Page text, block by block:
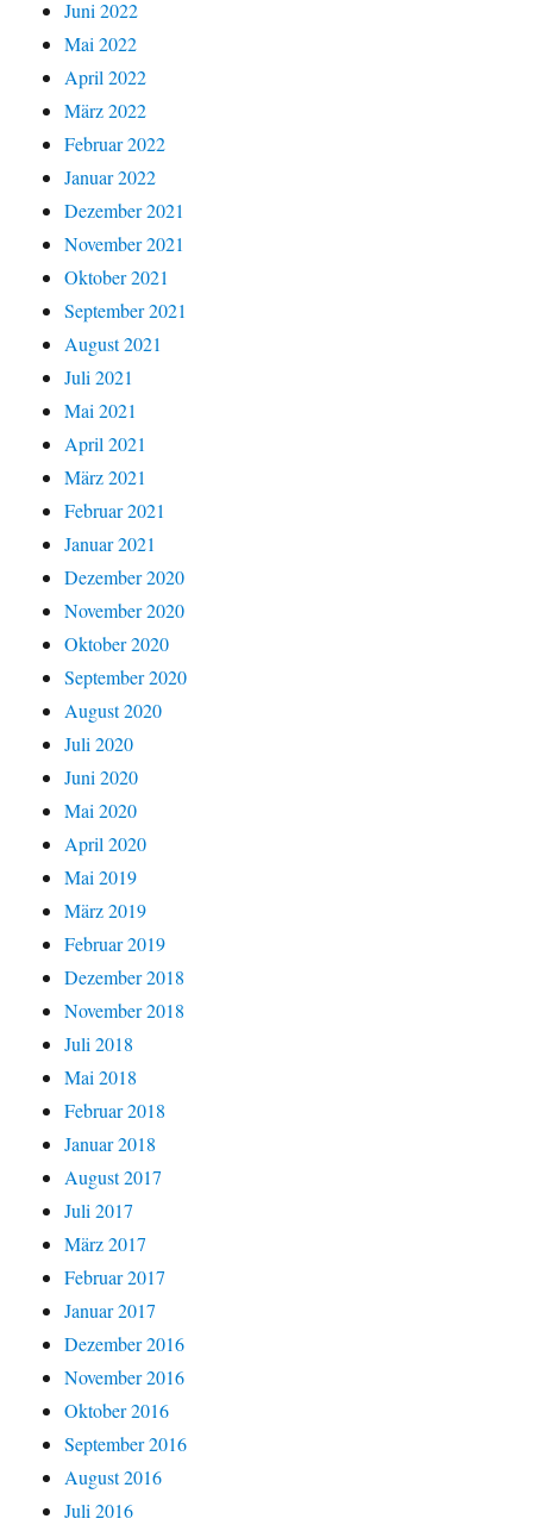
Juni 2022
Mai 2022
April 2022
März 2022
Februar 2022
Januar 2022
Dezember 2021
November 2021
Oktober 2021
September 2021
August 2021
Juli 2021
Mai 2021
April 2021
März 2021
Februar 2021
Januar 2021
Dezember 2020
November 2020
Oktober 2020
September 2020
August 2020
Juli 2020
Juni 2020
Mai 2020
April 2020
Mai 2019
März 2019
Februar 2019
Dezember 2018
November 2018
Juli 2018
Mai 2018
Februar 2018
Januar 2018
August 2017
Juli 2017
März 2017
Februar 2017
Januar 2017
Dezember 2016
November 2016
Oktober 2016
September 2016
August 2016
Juli 2016